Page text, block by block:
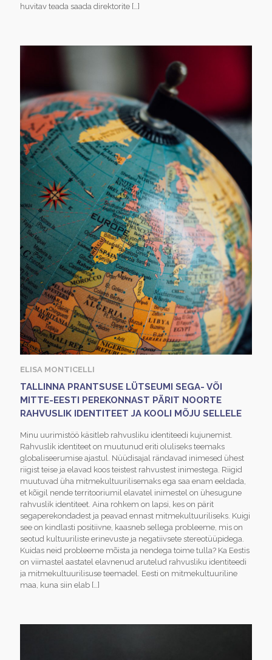
huvitav teada saada direktorite […]
ELISA MONTICELLI
TALLINNA PRANTSUSE LÜTSEUMI SEGA- VÕI
MITTE-EESTI PEREKONNAST PÄRIT NOORTE
RAHVUSLIK IDENTITEET JA KOOLI MÕJU SELLELE
Minu uurimistöö käsitleb rahvusliku identiteedi kujunemist.
Rahvuslik identiteet on muutunud eriti oluliseks teemaks
globaliseerumise ajastul. Nüüdisajal rändavad inimesed ühest
riigist teise ja elavad koos teistest rahvustest inimestega. Riigid
muutuvad üha mitmekultuurilisemaks ega saa enam eeldada,
et kõigil nende territooriumil elavatel inimestel on ühesugune
rahvuslik identiteet. Aina rohkem on lapsi, kes on pärit
segaperekondadest ja peavad ennast mitmekultuuriliseks. Kuigi
see on kindlasti positiivne, kaasneb sellega probleeme, mis on
seotud kultuuriliste erinevuste ja negatiivsete stereotüüpidega.
Kuidas neid probleeme mõista ja nendega toime tulla? Ka Eestis
on viimastel aastatel elavnenud arutelud rahvusliku identiteedi
ja mitmekultuurilisuse teemadel. Eesti on mitmekultuuriline
maa, kuna siin elab […]